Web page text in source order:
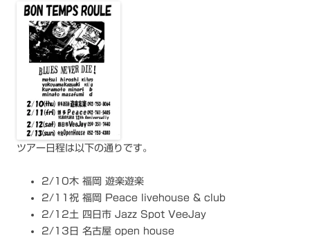
ツアー日程は以下の通りです。
2/10木 福岡 遊楽遊楽
2/11祝 福岡 Peace livehouse & club
2/12土 四日市 Jazz Spot VeeJay
2/13日 名古屋 open house